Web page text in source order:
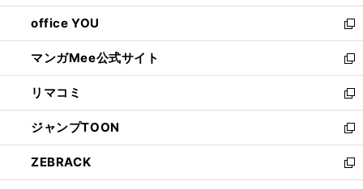
開
く
ウ
で
開
く
ウ
ィ
ン
ド
ウ
で
開
く
し
い
ウ
ィ
ン
ド
ウ
で
開
く
office YOU
新
し
い
ウ
ィ
ン
ド
ウ
で
開
マンガMee公式サイト
新
し
い
ウ
ィ
ン
ド
ウ
リマコミ
新
し
い
ウ
ィ
ン
ジャンプTOON
新
し
い
ウ
ZEBRACK
新
し